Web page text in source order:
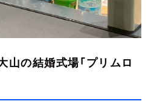
山の結婚式場「プリムロ